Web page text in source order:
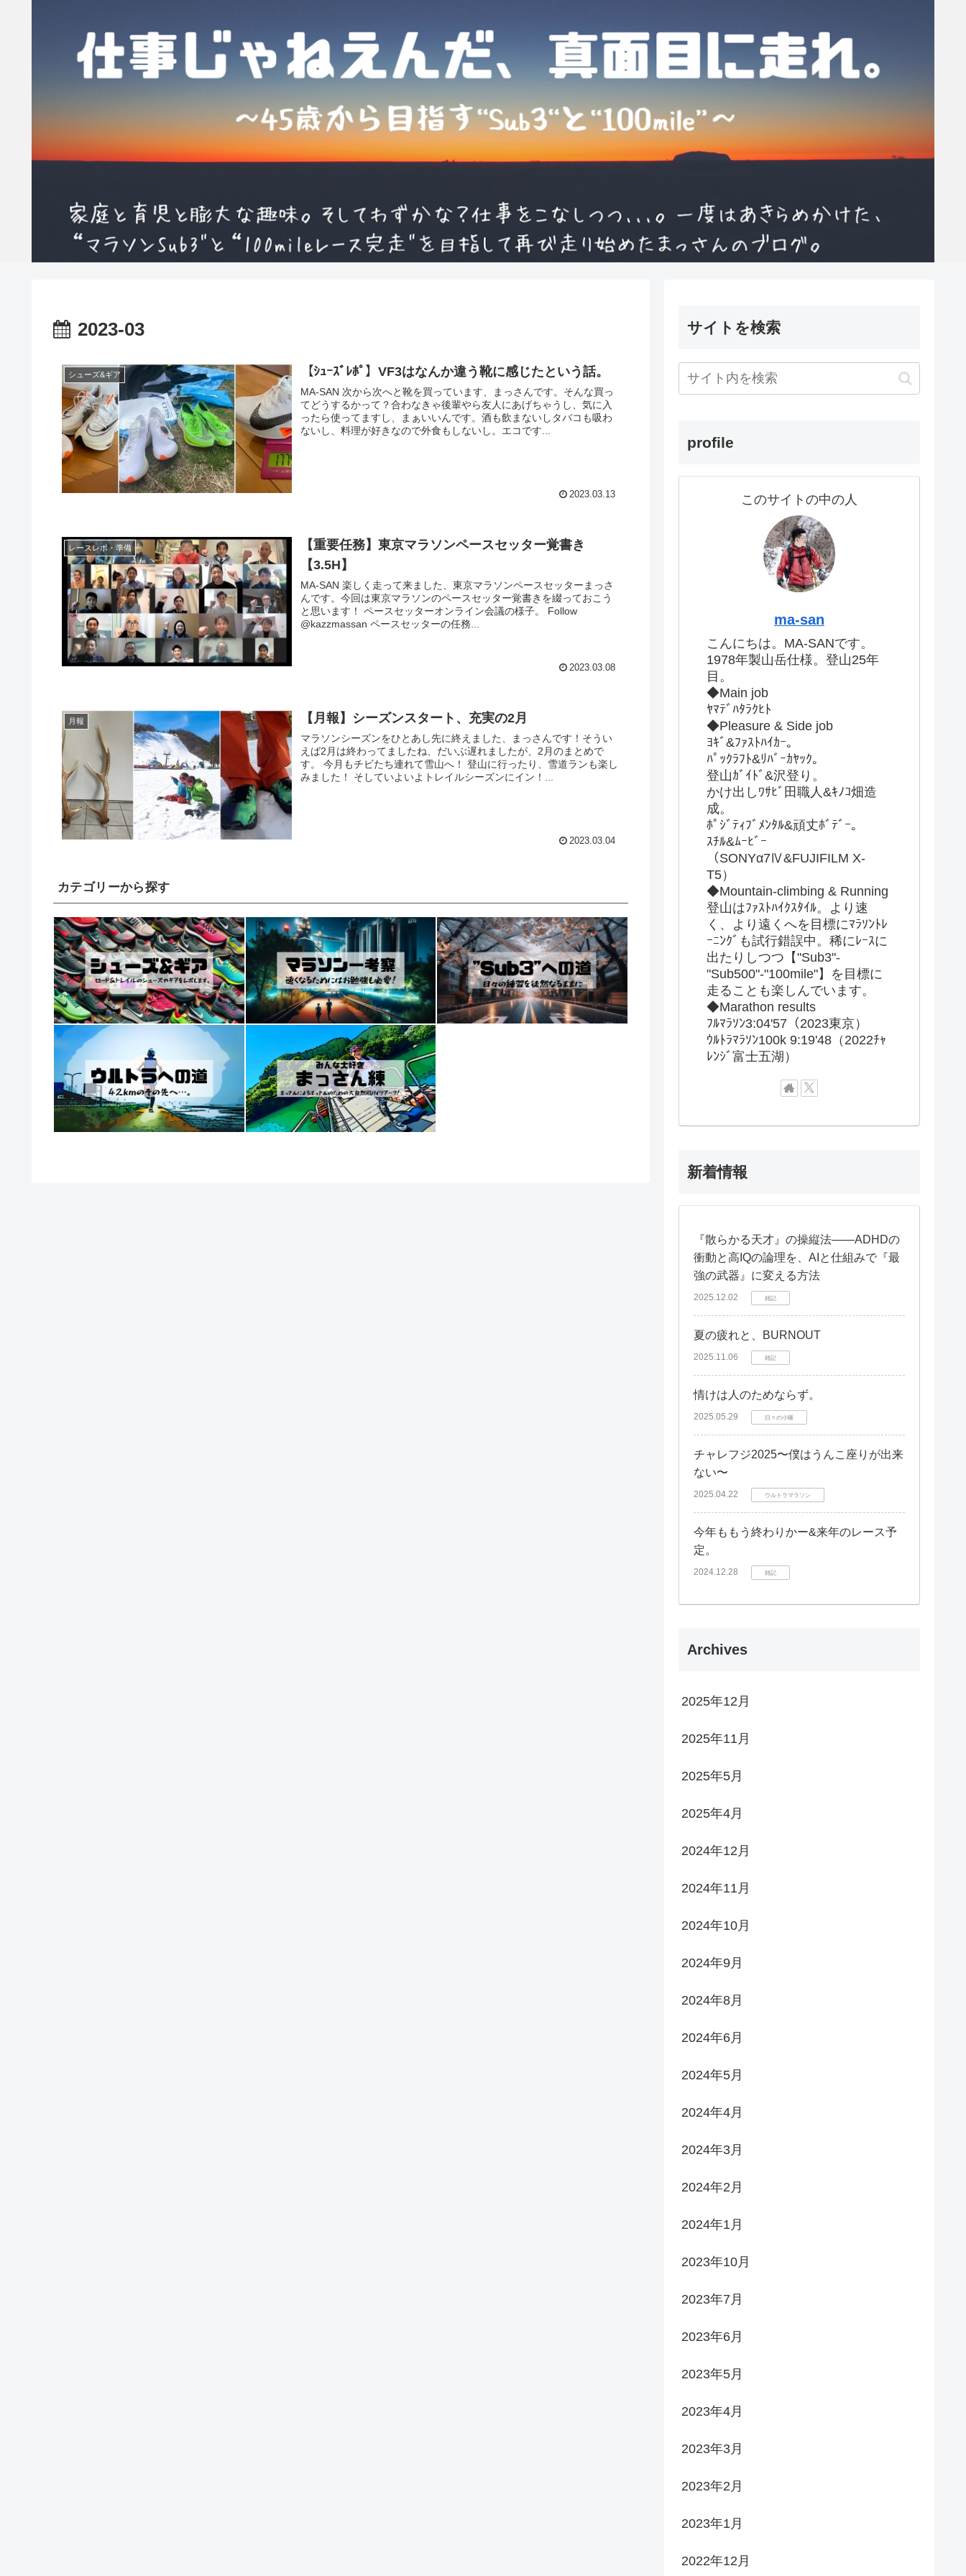
2023-03
シューズ&ギア 【ｼｭｰｽﾞﾚﾎﾟ】VF3はなんか違う靴に感じたという話。
MA-SAN 次から次へと靴を買っています、まっさんです。そんな買っ
てどうするかって？合わなきゃ後輩やら友人にあげちゃうし、気に入
ったら使ってますし、まぁいいんです。酒も飲まないしタバコも吸わ
ないし、料理が好きなので外食もしないし。エコです...
2023.03.13
レースレポ・準備
【重要任務】東京マラソンペースセッター覚書き
【3.5H】
MA-SAN 楽しく走って来ました、東京マラソンペースセッターまっさ
んです。今回は東京マラソンのペースセッター覚書きを綴っておこう
と思います！ ペースセッターオンライン会議の様子。 Follow
@kazzmassan ペースセッターの任務...
2023.03.08
月報 【月報】シーズンスタート、充実の2月
マラソンシーズンをひとあし先に終えました、まっさんです！そうい
えば2月は終わってましたね、だいぶ遅れましたが、2月のまとめで
す。 今月もチビたち連れて雪山へ！ 登山に行ったり、雪道ランも楽し
みました！ そしていよいよトレイルシーズンにイン！...
2023.03.04
カテゴリーから探す
サイトを検索
profile
このサイトの中の人
ma-san
こんにちは。MA-SANです。
1978年製山岳仕様。登山25年
目。
◆Main job
ﾔﾏﾃﾞﾊﾀﾗｸﾋﾄ
◆Pleasure & Side job
ﾖｷﾞ&ﾌｧｽﾄﾊｲｶｰ。
ﾊﾟｯｸﾗﾌﾄ&ﾘﾊﾞｰｶﾔｯｸ。
登山ｶﾞｲﾄﾞ&沢登り。
かけ出しﾜｻﾋﾞ田職人&ｷﾉｺ畑造
成。
ﾎﾟｼﾞﾃｨﾌﾞﾒﾝﾀﾙ&頑丈ﾎﾞﾃﾞｰ。
ｽﾁﾙ&ﾑｰﾋﾞｰ
（SONYα7Ⅳ&FUJIFILM X-
T5）
◆Mountain-climbing & Running
登山はﾌｧｽﾄﾊｲｸｽﾀｲﾙ。より速
く、より遠くへを目標にﾏﾗｿﾝﾄﾚ
ｰﾆﾝｸﾞも試行錯誤中。稀にﾚｰｽに
出たりしつつ【"Sub3"-
"Sub500"-"100mile"】を目標に
走ることも楽しんでいます。
◆Marathon results
ﾌﾙﾏﾗｿﾝ3:04'57（2023東京）
ｳﾙﾄﾗﾏﾗｿﾝ100k 9:19'48（2022ﾁｬ
ﾚﾝｼﾞ富士五湖）
新着情報
『散らかる天才』の操縦法——ADHDの
衝動と高IQの論理を、AIと仕組みで『最
強の武器』に変える方法
2025.12.02 雑記
夏の疲れと、BURNOUT
2025.11.06 雑記
情けは人のためならず。
2025.05.29 日々の小噺
チャレフジ2025〜僕はうんこ座りが出来
ない〜
2025.04.22 ウルトラマラソン
今年ももう終わりかー&来年のレース予
定。
2024.12.28 雑記
Archives
2025年12月
2025年11月
2025年5月
2025年4月
2024年12月
2024年11月
2024年10月
2024年9月
2024年8月
2024年6月
2024年5月
2024年4月
2024年3月
2024年2月
2024年1月
2023年10月
2023年7月
2023年6月
2023年5月
2023年4月
2023年3月
2023年2月
2023年1月
2022年12月